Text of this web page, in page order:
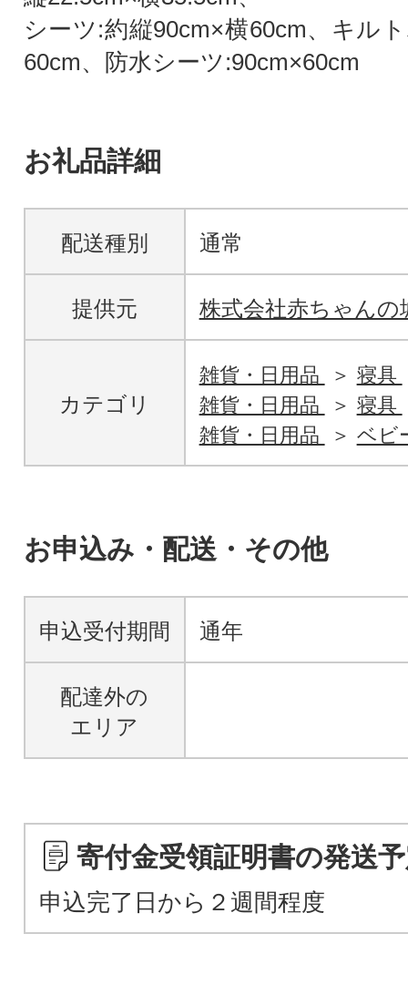
シーツ:約縦90cm×横60cm、キル
60cm、防水シーツ:90cm×60cm
お礼品詳細
配送種別 通常
提供元 株式会社赤ちゃんの
カテゴリ
雑貨・日用品
寝具
雑貨・日用品
寝具
雑貨・日用品
ベビ
お申込み・配送・その他
申込受付期間 通年
配達外の
エリア
寄付金受領証明書の発送
申込完了日から２週間程度